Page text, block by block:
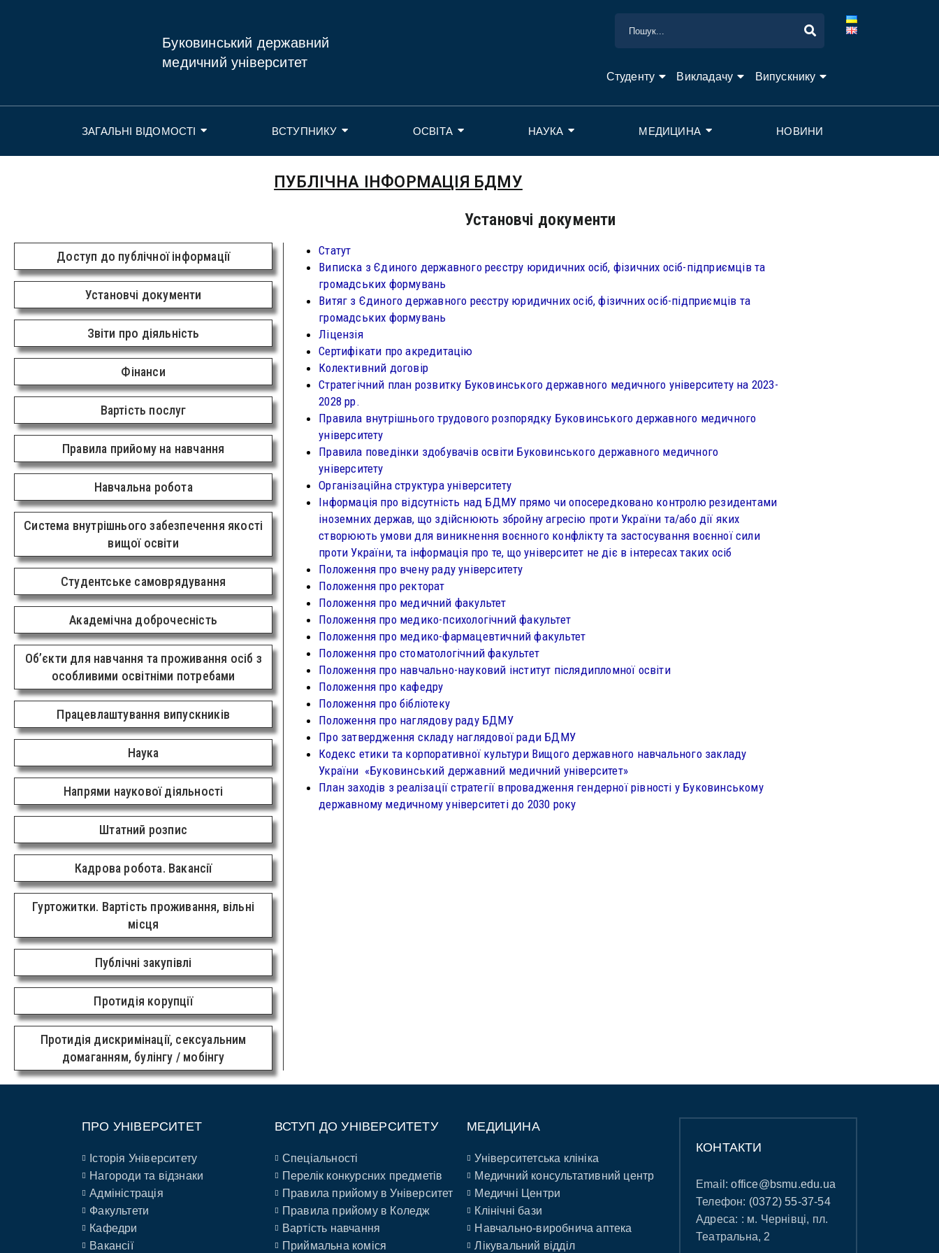
Буковинський державний
медичний університет
Студенту Викладачу Випускнику
ЗАГАЛЬНІ ВІДОМОСТІ ВСТУПНИКУ ОСВІТА НАУКА МЕДИЦИНА НОВИНИ
ПУБЛІЧНА ІНФОРМАЦІЯ БДМУ
Доступ до публічної інформації
Установчі документи
Звіти про діяльність
Фінанси
Вартість послуг
Правила прийому на навчання
Навчальна робота
Система внутрішнього забезпечення якості
вищої освіти
Студентське самоврядування
Академічна доброчесність
Об’єкти для навчання та проживання осіб з
особливими освітніми потребами
Працевлаштування випускників
Наука
Напрями наукової діяльності
Штатний розпис
Кадрова робота. Вакансії
Гуртожитки. Вартість проживання, вільні
місця
Публічні закупівлі
Протидія корупції
Протидія дискримінації, сексуальним
домаганням, булінгу / мобінгу
Установчі документи
Статут
Виписка з Єдиного державного реєстру юридичних осіб, фізичних осіб-підприємців та
громадських формувань
Витяг з Єдиного державного реєстру юридичних осіб, фізичних осіб-підприємців та
громадських формувань
Ліцензія
Сертифікати про акредитацію
Колективний договір
Стратегічний план розвитку Буковинського державного медичного університету на 2023-
2028 рр.
Правила внутрішнього трудового розпорядку Буковинського державного медичного
університету
Правила поведінки здобувачів освіти Буковинського державного медичного
університету
Організаційна структура університету
Інформація про відсутність над БДМУ прямо чи опосередковано контролю резидентами
іноземних держав, що здійснюють збройну агресію проти України та/або дії яких
створюють умови для виникнення воєнного конфлікту та застосування воєнної сили
проти України, та інформація про те, що університет не діє в інтересах таких осіб
Положення про вчену раду університету
Положення про ректорат
Положення про медичний факультет
Положення про медико-психологічний факультет
Положення про медико-фармацевтичний факультет
Положення про стоматологічний факультет
Положення про навчально-науковий інститут післядипломної освіти
Положення про кафедру
Положення про бібліотеку
Положення про наглядову раду БДМУ
Про затвердження складу наглядової ради БДМУ
Кодекс етики та корпоративної культури Вищого державного навчального закладу
України «Буковинський державний медичний університет»
План заходів з реалізації стратегії впровадження гендерної рівності у Буковинському
державному медичному університеті до 2030 року
ПРО УНІВЕРСИТЕТ
Історія Університету
Нагороди та відзнаки
Адміністрація
Факультети
Кафедри
Вакансії
ВСТУП ДО УНІВЕРСИТЕТУ
Спеціальності
Перелік конкурсних предметів
Правила прийому в Університет
Правила прийому в Коледж
Вартість навчання
Приймальна коміся
МЕДИЦИНА
Університетська клініка
Медичний консультативний центр
Медичні Центри
Клінічні бази
Навчально-виробнича аптека
Лікувальний відділ
КОНТАКТИ
Email:office@bsmu.edu.ua
Телефон: (0372) 55-37-54
Адреса: : м. Чернівці, пл.
Театральна, 2